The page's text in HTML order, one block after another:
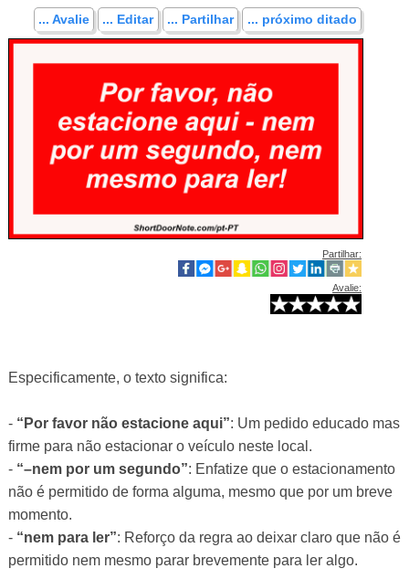
... Avalie ... Editar ... Partilhar ... próximo ditado
Partilhar:
Avalie:
Especificamente, o texto significa:
- “Por favor não estacione aqui”: Um pedido educado mas
firme para não estacionar o veículo neste local.
- “–nem por um segundo”: Enfatize que o estacionamento
não é permitido de forma alguma, mesmo que por um breve
momento.
- “nem para ler”: Reforço da regra ao deixar claro que não é
permitido nem mesmo parar brevemente para ler algo.